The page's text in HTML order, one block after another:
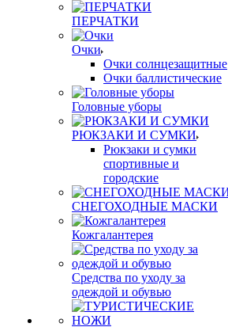
ПЕРЧАТКИ
Очки
Очки солнцезащитные
Очки баллистические
Головные уборы
РЮКЗАКИ И СУМКИ
Рюкзаки и сумки
спортивные и
городские
СНЕГОХОДНЫЕ МАСКИ
Кожгалантерея
Средства по уходу за
одеждой и обувью